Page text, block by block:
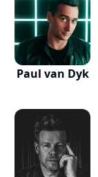
Paul van Dyk